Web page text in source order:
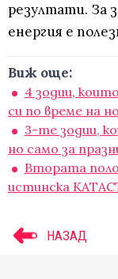
резултати. За
енергия е
Виж още:
4 зодии,
си по време на
3-те зодии,
но само за
Втората
истинска
НАЗАД